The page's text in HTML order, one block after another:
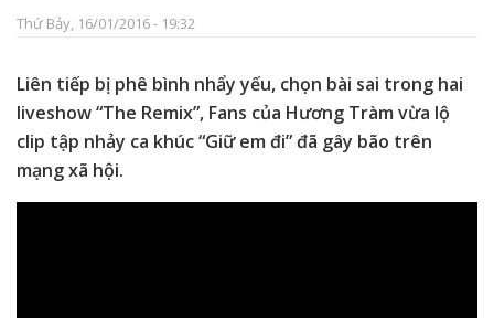
Thứ Bảy, 16/01/2016 - 19:32
Liên tiếp bị phê bình nhẩy yếu, chọn bài sai trong hai
liveshow “The Remix”, Fans của Hương Tràm vừa lộ
clip tập nhảy ca khúc “Giữ em đi” đã gây bão trên
mạng xã hội.